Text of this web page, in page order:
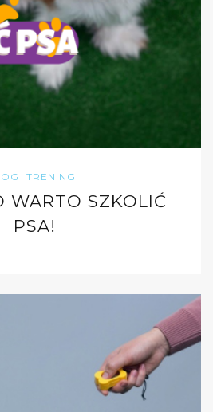
TRENINGI
WARTO SZKOLIĆ
PSA!